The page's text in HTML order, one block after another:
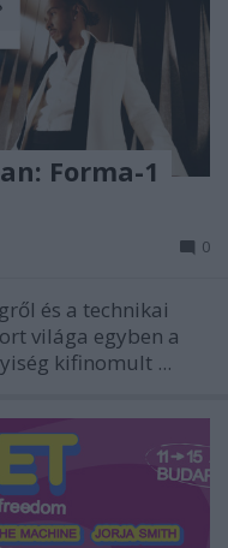
Forma-1
0
és a technikai
világa egyben a
kifinomult ...